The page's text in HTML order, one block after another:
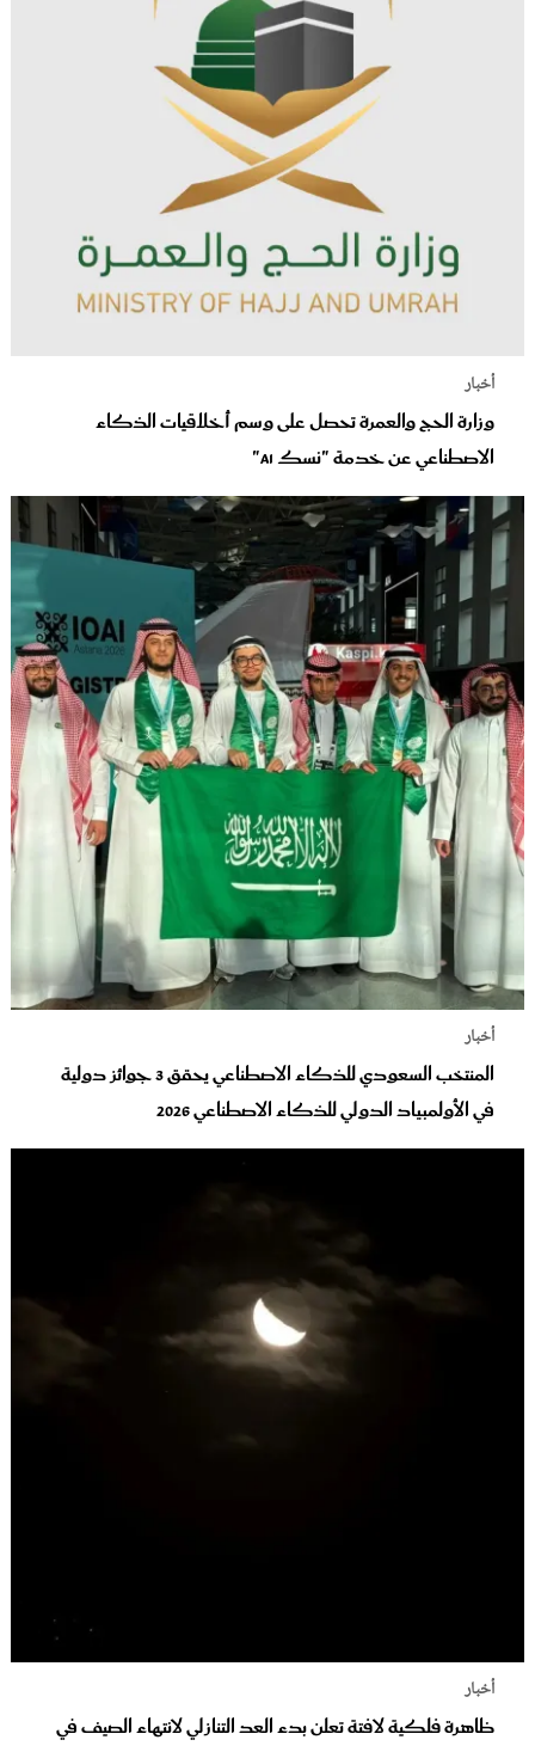
أخبار
وزارة الحج والعمرة تحصل على وسم أخلاقيات الذكاء
الاصطناعي عن خدمة "نسك AI"
أخبار
المنتخب السعودي للذكاء الاصطناعي يحقق 3 جوائز دولية
في الأولمبياد الدولي للذكاء الاصطناعي 2026
أخبار
ظاهرة فلكية لافتة تعلن بدء العد التنازلي لانتهاء الصيف في